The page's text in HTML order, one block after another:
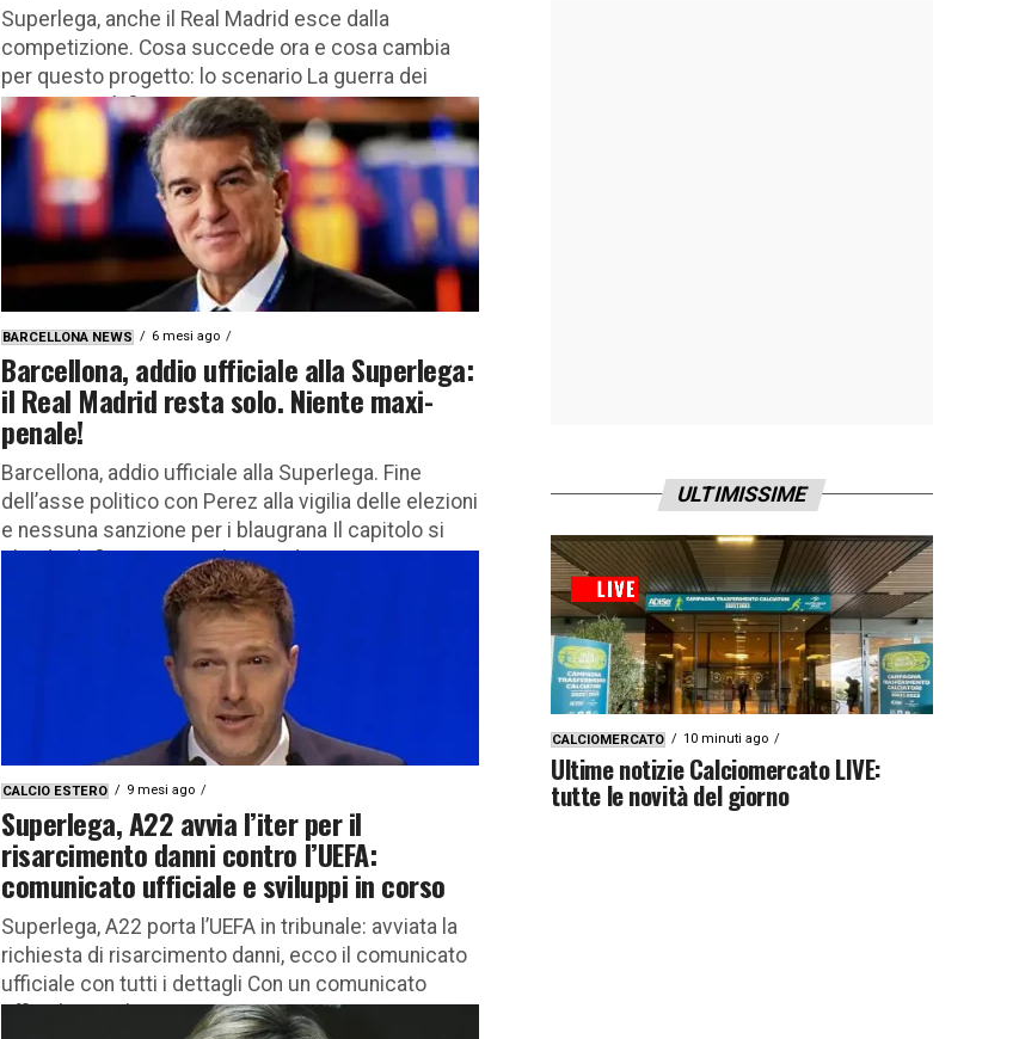
Superlega, anche il Real Madrid esce dalla
competizione. Cosa succede ora e cosa cambia
per questo progetto: lo scenario La guerra dei
1759 giorni è finita....
BARCELLONA NEWS 6 mesi ago
Barcellona, addio ufficiale alla Superlega:
il Real Madrid resta solo. Niente maxi-
penale!
Barcellona, addio ufficiale alla Superlega. Fine
dell’asse politico con Perez alla vigilia delle elezioni
e nessuna sanzione per i blaugrana Il capitolo si
chiude definitivamente, lasciando...
CALCIO ESTERO 9 mesi ago
Superlega, A22 avvia l’iter per il
risarcimento danni contro l’UEFA:
comunicato ufficiale e sviluppi in corso
Superlega, A22 porta l’UEFA in tribunale: avviata la
richiesta di risarcimento danni, ecco il comunicato
ufficiale con tutti i dettagli Con un comunicato
ufficiale, A22 ha...
ULTIMISSIME
CALCIOMERCATO 10 minuti ago
Ultime notizie Calciomercato LIVE:
tutte le novità del giorno